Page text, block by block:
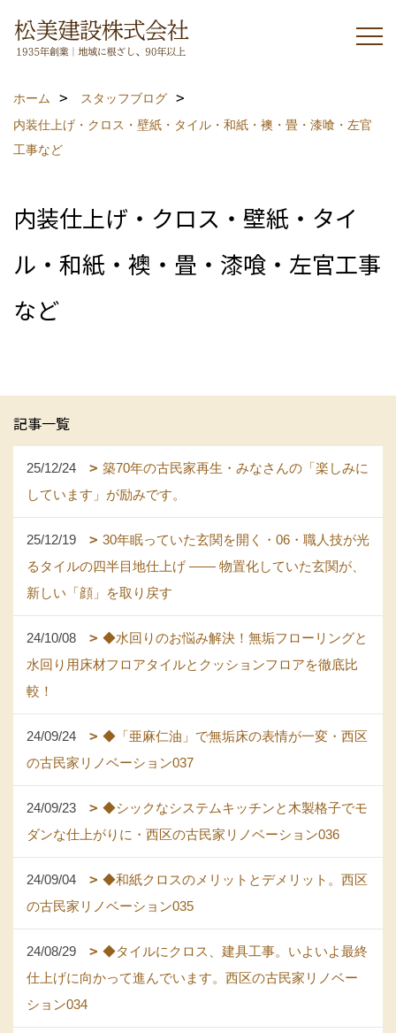
ホーム
スタッフブログ
内装仕上げ・クロス・壁紙・タイル・和紙・襖・畳・漆喰・左官
工事など
内装仕上げ・クロス・壁紙・タイ
ル・和紙・襖・畳・漆喰・左官工事
など
記事一覧
25/12/24
築70年の古民家再生・みなさんの「楽しみに
しています」が励みです。
25/12/19
30年眠っていた玄関を開く・06・職人技が光
るタイルの四半目地仕上げ —— 物置化していた玄関が、
新しい「顔」を取り戻す
24/10/08
◆水回りのお悩み解決！無垢フローリングと
水回り用床材フロアタイルとクッションフロアを徹底比
較！
24/09/24
◆「亜麻仁油」で無垢床の表情が一変・西区
の古民家リノベーション037
24/09/23
◆シックなシステムキッチンと木製格子でモ
ダンな仕上がりに・西区の古民家リノベーション036
24/09/04
◆和紙クロスのメリットとデメリット。西区
の古民家リノベーション035
24/08/29
◆タイルにクロス、建具工事。いよいよ最終
仕上げに向かって進んでいます。西区の古民家リノベー
ション034